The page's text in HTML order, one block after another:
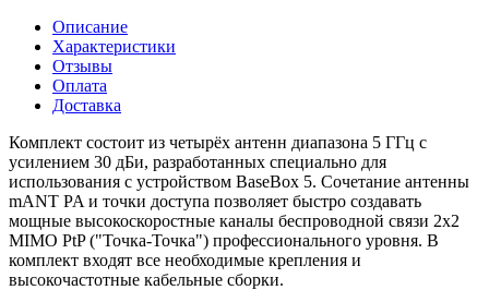
Описание
Характеристики
Отзывы
Оплата
Доставка
Комплект состоит из четырёх антенн диапазона 5 ГГц с
усилением 30 дБи, разработанных специально для
использования с устройством BaseBox 5. Сочетание антенны
mANT PA и точки доступа позволяет быстро создавать
мощные высокоскоростные каналы беспроводной связи 2x2
MIMO PtP ("Точка-Точка") профессионального уровня. В
комплект входят все необходимые крепления и
высокочастотные кабельные сборки.